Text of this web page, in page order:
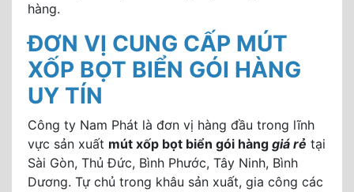
hàng.
ĐƠN VỊ CUNG CẤP MÚT
XỐP BỌT BIỂN GÓI HÀNG
UY TÍN
Công ty Nam Phát là đơn vị hàng đầu trong lĩnh
vực sản xuất mút xốp bọt biển gói hàng giá rẻ tại
Sài Gòn, Thủ Đức, Bình Phước, Tây Ninh, Bình
Dương. Tự chủ trong khâu sản xuất, gia công các